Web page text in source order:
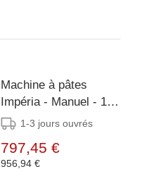
Machine à pâtes
Impéria - Manuel - 10
épaisseurs possibles -
1-3 jours ouvrés
797,45 €
956,94 €